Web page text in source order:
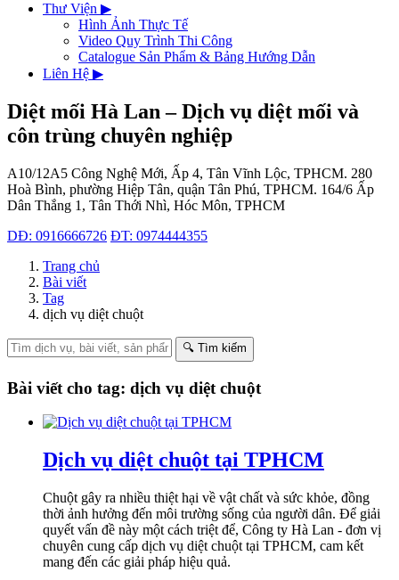
Thư Viện ▶
Hình Ảnh Thực Tế
Video Quy Trình Thi Công
Catalogue Sản Phẩm & Bảng Hướng Dẫn
Liên Hệ ▶
Diệt mối Hà Lan – Dịch vụ diệt mối và
côn trùng chuyên nghiệp
A10/12A5 Công Nghệ Mới, Ấp 4, Tân Vĩnh Lộc, TPHCM. 280
Hoà Bình, phường Hiệp Tân, quận Tân Phú, TPHCM. 164/6 Ấp
Dân Thắng 1, Tân Thới Nhì, Hóc Môn, TPHCM
DĐ: 0916666726 ĐT: 0974444355
Trang chủ
Bài viết
Tag
dịch vụ diệt chuột
🔍 Tìm kiếm
Bài viết cho tag: dịch vụ diệt chuột
Dịch vụ diệt chuột tại TPHCM
Chuột gây ra nhiều thiệt hại về vật chất và sức khỏe, đồng
thời ảnh hưởng đến môi trường sống của người dân. Để giải
quyết vấn đề này một cách triệt để, Công ty Hà Lan - đơn vị
chuyên cung cấp dịch vụ diệt chuột tại TPHCM, cam kết
mang đến các giải pháp hiệu quả.